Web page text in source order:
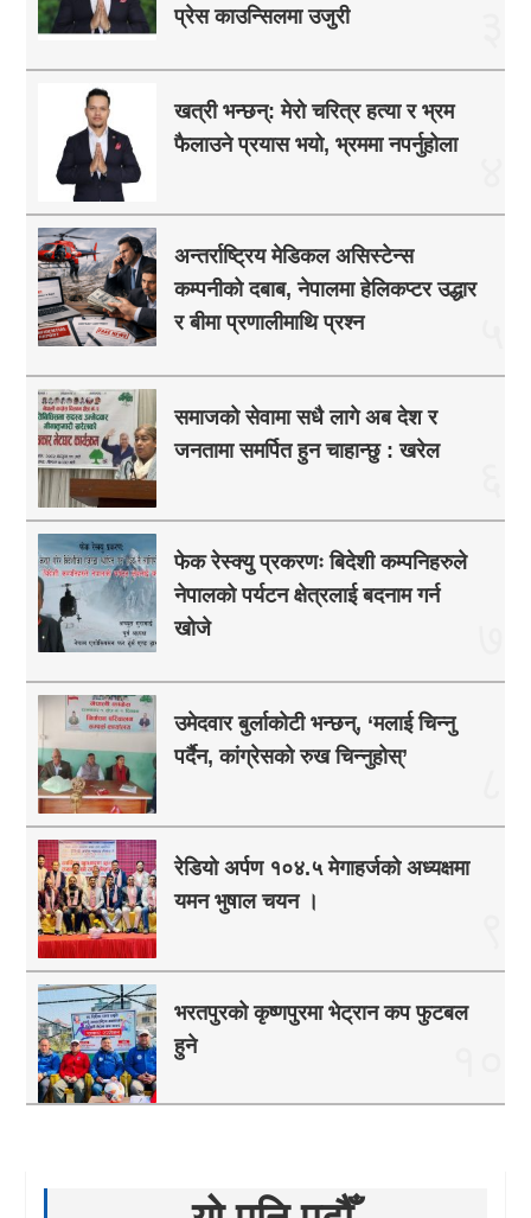
प्रेस काउन्सिलमा उजुरी
खत्री भन्छन्: मेरो चरित्र हत्या र भ्रम
फैलाउने प्रयास भयो, भ्रममा नपर्नुहोला
अन्तर्राष्ट्रिय मेडिकल असिस्टेन्स
कम्पनीको दबाब, नेपालमा हेलिकप्टर उद्धार
र बीमा प्रणालीमाथि प्रश्न
समाजको सेवामा सधै लागे अब देश र
जनतामा समर्पित हुन चाहान्छु : खरेल
फेक रेस्क्यु प्रकरणः बिदेशी कम्पनिहरुले
नेपालको पर्यटन क्षेत्रलाई बदनाम गर्न
खोजे
उमेदवार बुर्लाकोटी भन्छन्, ‘मलाई चिन्नु
पर्दैन, कांग्रेसको रुख चिन्नुहोस्’
रेडियो अर्पण १०४.५ मेगाहर्जको अध्यक्षमा
यमन भुषाल चयन ।
भरतपुरको कृष्णपुरमा भेट्रान कप फुटबल
हुने